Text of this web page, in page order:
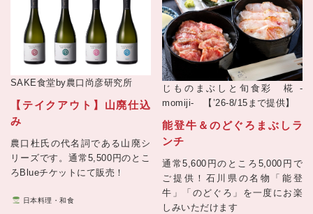
SAKE食堂by農口尚彦研究所
【テイクアウト】山廃仕込
み
農口杜氏の代名詞である山廃シ
リーズです。通常5,500円のとこ
ろBlueチケットにて販売！
日本料理・和食
じものまぶしと旬食彩 椛 -
momiji- 【’26-8/15まで提供】
能登牛＆のどぐろまぶしラ
ンチ
通常5,600円のところ5,000円で
ご提供！石川県の名物「能登
牛」「のどぐろ」を一度にお楽
しみいただけます